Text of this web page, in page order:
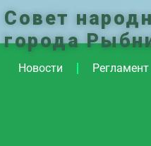
Совет
города
Новости Регламент